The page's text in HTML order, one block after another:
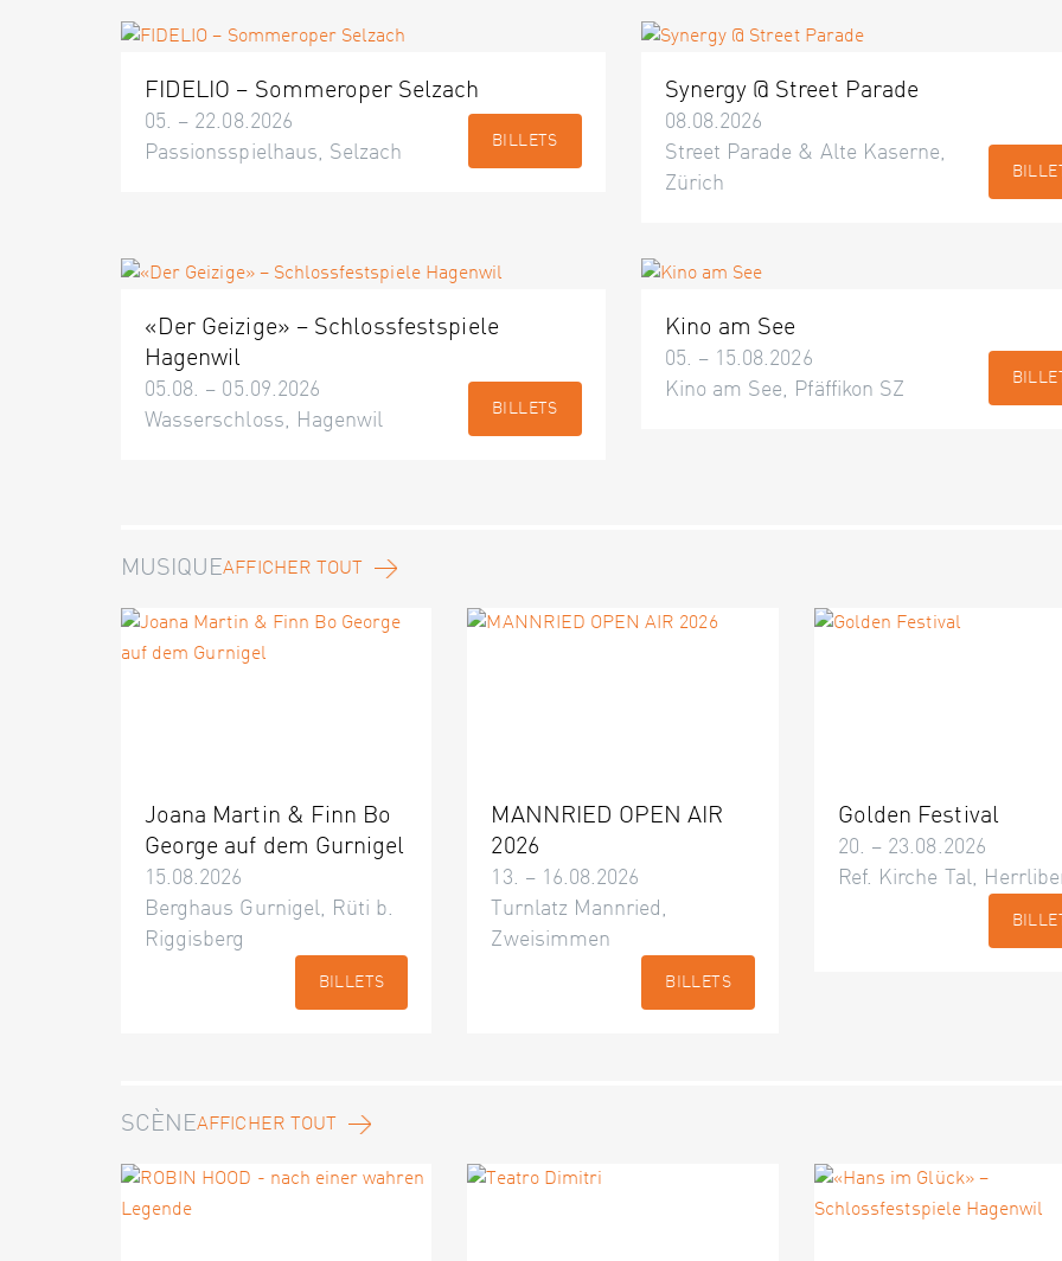
FIDELIO – Sommeroper Selzach
05. – 22.08.2026
Passionsspielhaus, Selzach
BILLETS
Synergy @ Street Parade
08.08.2026
Street Parade & Alte Kaserne,
Zürich
«Der Geizige» – Schlossfestspiele
Hagenwil
05.08. – 05.09.2026
Wasserschloss, Hagenwil
BILLETS
Kino am See
05. – 15.08.2026
Kino am See, Pfäffikon SZ
MUSIQUEAFFICHER TOUT
Joana Martin & Finn Bo
George auf dem Gurnigel
15.08.2026
Berghaus Gurnigel, Rüti b.
Riggisberg
BILLETS
MANNRIED OPEN AIR
2026
13. – 16.08.2026
Turnlatz Mannried,
Zweisimmen
BILLETS
Golden Festival
20. – 23.08.2026
Ref. Kirche Tal,
SCÈNEAFFICHER TOUT